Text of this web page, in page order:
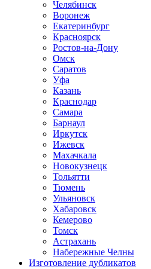
Челябинск
Воронеж
Екатеринбург
Красноярск
Ростов-на-Дону
Омск
Саратов
Уфа
Казань
Краснодар
Самара
Барнаул
Иркутск
Ижевск
Махачкала
Новокузнецк
Тольятти
Тюмень
Ульяновск
Хабаровск
Кемерово
Томск
Астрахань
Набережные Челны
Изготовление дубликатов